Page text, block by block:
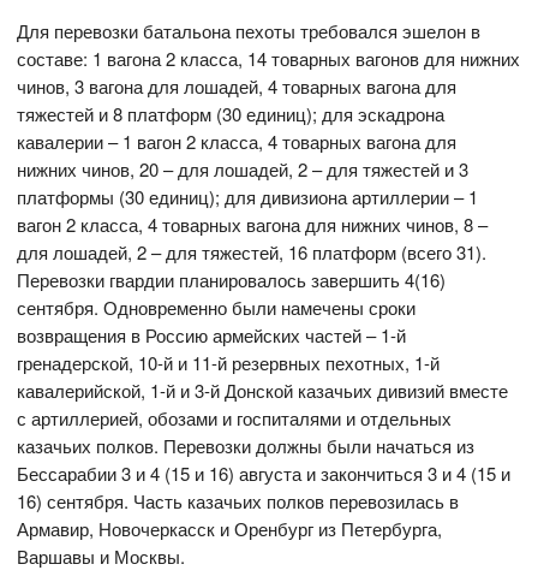
Для перевозки батальона пехоты требовался эшелон в
составе: 1 вагона 2 класса, 14 товарных вагонов для нижних
чинов, 3 вагона для лошадей, 4 товарных вагона для
тяжестей и 8 платформ (30 единиц); для эскадрона
кавалерии – 1 вагон 2 класса, 4 товарных вагона для
нижних чинов, 20 – для лошадей, 2 – для тяжестей и 3
платформы (30 единиц); для дивизиона артиллерии – 1
вагон 2 класса, 4 товарных вагона для нижних чинов, 8 –
для лошадей, 2 – для тяжестей, 16 платформ (всего 31).
Перевозки гвардии планировалось завершить 4(16)
сентября. Одновременно были намечены сроки
возвращения в Россию армейских частей – 1-й
гренадерской, 10-й и 11-й резервных пехотных, 1-й
кавалерийской, 1-й и 3-й Донской казачьих дивизий вместе
с артиллерией, обозами и госпиталями и отдельных
казачьих полков. Перевозки должны были начаться из
Бессарабии 3 и 4 (15 и 16) августа и закончиться 3 и 4 (15 и
16) сентября. Часть казачьих полков перевозилась в
Армавир, Новочеркасск и Оренбург из Петербурга,
Варшавы и Москвы.